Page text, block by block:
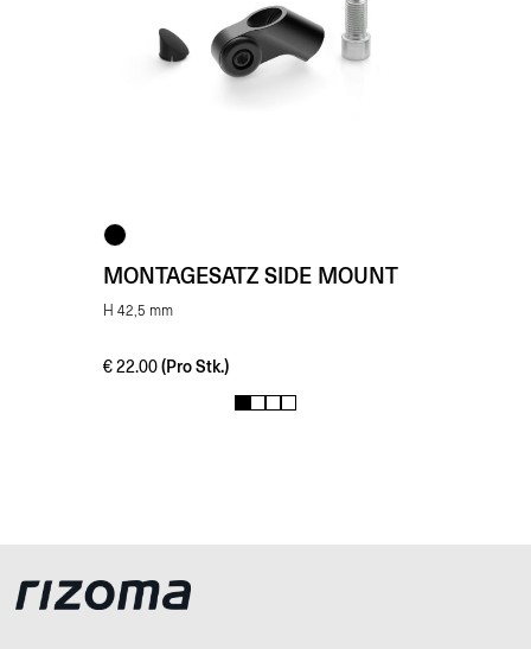
MONTAGESATZ SIDE MOUNT
H 42,5 mm
€22.00 (Pro Stk.)
1 2 3 4